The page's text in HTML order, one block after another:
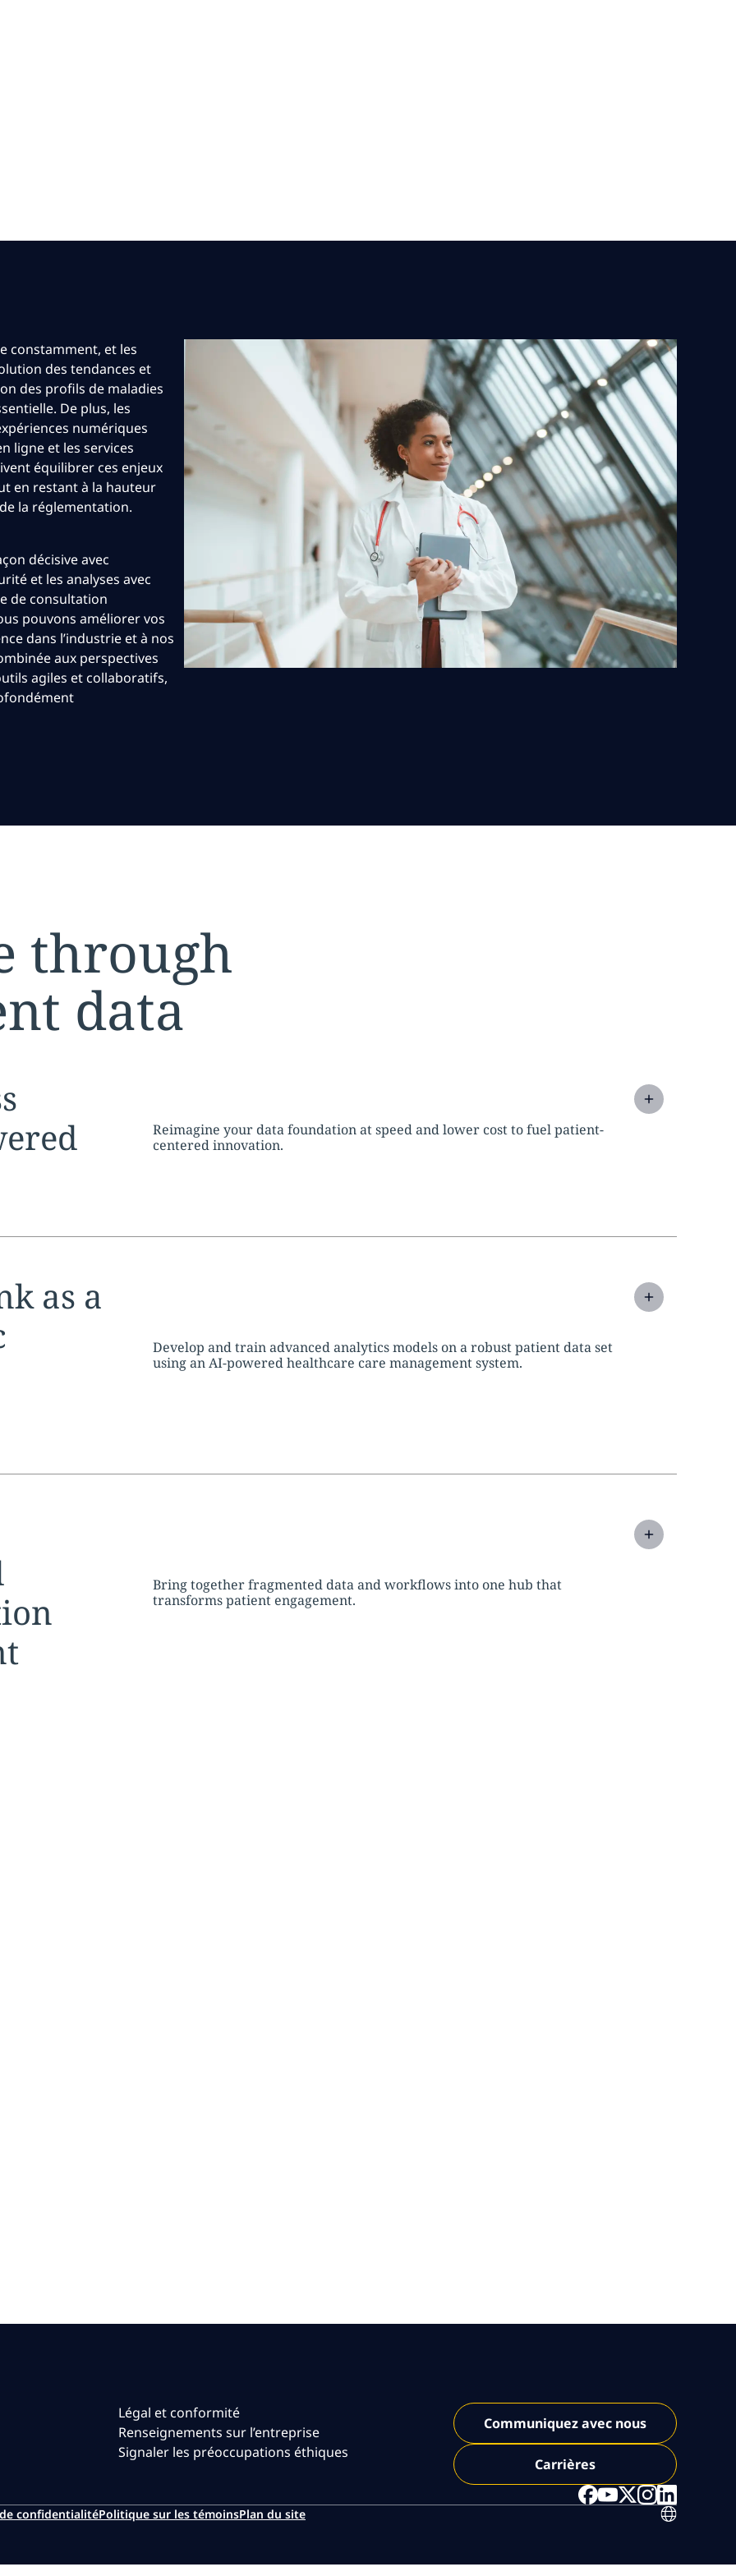
constamment, et les
des tendances et
des profils de maladies
De plus, les
numériques
ligne et les services
équilibrer ces enjeux
en restant à la hauteur
la réglementation.
décisive avec
et les analyses avec
de consultation
pouvons améliorer vos
dans l’industrie et à nos
aux perspectives
agiles et collaboratifs,
through
data
Reimagine your data foundation at speed and lower cost to fuel patient-
centered innovation.
as a
Develop and train advanced analytics models on a robust patient data set
using an AI-powered healthcare care management system.
Bring together fragmented data and workflows into one hub that
transforms patient engagement.
Légal et conformité
Renseignements sur l’entreprise
Signaler les préoccupations éthiques
Communiquez avec nous
Carrières
confidentialitéPolitique sur les témoinsPlan du site